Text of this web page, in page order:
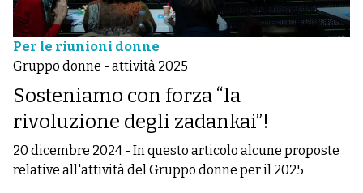
Per le riunioni donne
Gruppo donne - attività 2025
Sosteniamo con forza “la
rivoluzione degli zadankai”!
20 dicembre 2024 - In questo articolo alcune proposte
relative all'attività del Gruppo donne per il 2025